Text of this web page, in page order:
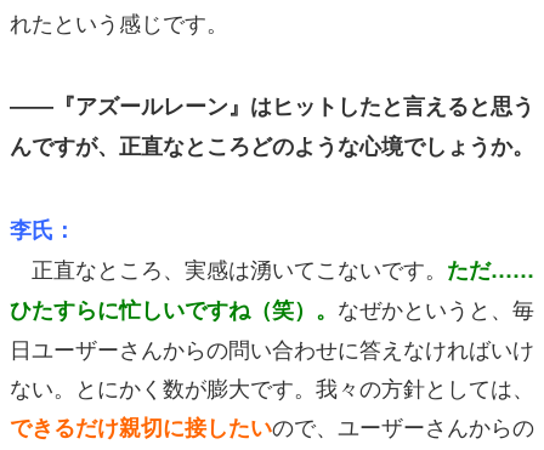
れたという感じです。
――『アズールレーン』はヒットしたと言えると思う
んですが、正直なところどのような心境でしょうか。
李氏：
正直なところ、実感は湧いてこないです。 ただ……
ひたすらに忙しいですね（笑）。 なぜかというと、毎
日ユーザーさんからの問い合わせに答えなければいけ
ない。とにかく数が膨大です。我々の方針としては、
できるだけ親切に接したいので、ユーザーさんからの